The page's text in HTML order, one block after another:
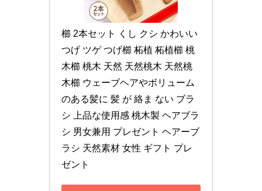
櫛 2本セット くし クシ かわいい
つげ ツゲ つげ櫛 柘植 柘植櫛 桃
木櫛 桃木 天然 天然桃木 天然桃
木櫛 ウェーブヘアやボリューム
のある髪に 髪 が 絡ま ない ブラ
シ 上品な使用感 桃木製 ヘアブラ
シ 男女兼用 プレゼント ヘアーブ
ラシ 天然素材 女性 ギフト プレ
ゼント